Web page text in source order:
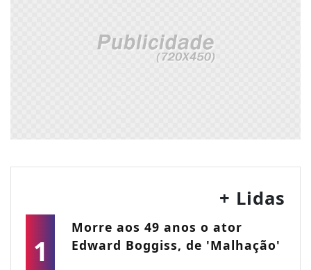
+ Lidas
1
Morre aos 49 anos o ator
Edward Boggiss, de 'Malhação'